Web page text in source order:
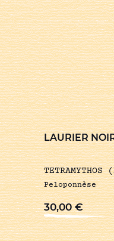
LAURIER
Peloponnèse
30,00€